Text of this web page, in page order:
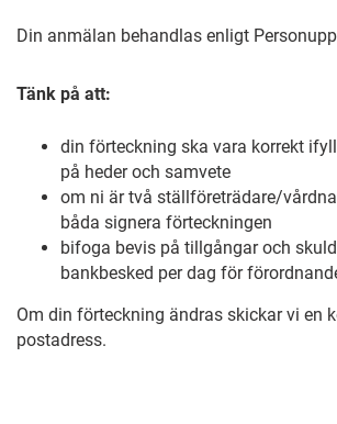
Din anmälan behandlas enligt
Tänk på att:
din förteckning ska vara korrekt
på heder och samvete
om ni är två ställföreträdare/
båda signera förteckningen
bifoga bevis på tillgångar och
bankbesked per dag för
Om din förteckning ändras skickar vi en
postadress.